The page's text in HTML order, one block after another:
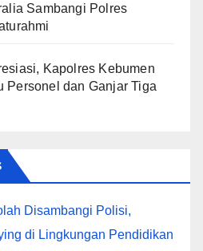
Sambangi Polres
Kapolres Kebumen
Personel dan Ganjar Tiga
Disambangi Polisi,
di Lingkungan Pendidikan